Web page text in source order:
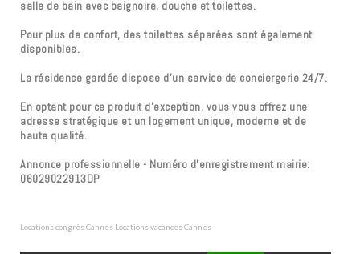
salle de bain avec baignoire, douche et toilettes.
Pour plus de confort, des toilettes séparées sont également
disponibles.
La résidence gardée dispose d’un service de conciergerie 24/7.
En optant pour ce produit d’exception, vous vous offrez une
adresse stratégique et un logement unique, moderne et de
haute qualité.
Annonce professionnelle - Numéro d'enregistrement mairie:
06029022913DP
Locations congrès Cannes Locations vacances Cannes